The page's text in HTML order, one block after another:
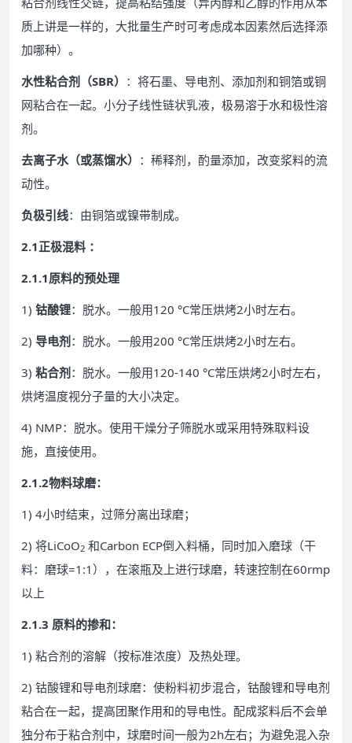
质上讲是一样的，大批量生产时可考虑成本因素然后选择添
加哪种）。
水性粘合剂（SBR） ：将石墨、导电剂、添加剂和铜箔或铜
网粘合在一起。小分子线性链状乳液，极易溶于水和极性溶
剂。
去离子水（或蒸馏水） ：稀释剂，酌量添加，改变浆料的流
动性。
负极引线：由铜箔或镍带制成。
2.1正极混料 ：
2.1.1原料的预处理
1) 钴酸锂：脱水。一般用120 °C常压烘烤2小时左右。
2) 导电剂：脱水。一般用200 °C常压烘烤2小时左右。
3) 粘合剂：脱水。一般用120-140 °C常压烘烤2小时左右，
烘烤温度视分子量的大小决定。
4) NMP：脱水。使用干燥分子筛脱水或采用特殊取料设
施，直接使用。
2.1.2物料球磨：
1) 4小时结束，过筛分离出球磨；
2) 将LiCoO2 和Carbon ECP倒入料桶，同时加入磨球（干
料：磨球=1:1），在滚瓶及上进行球磨，转速控制在60rmp
以上
2.1.3 原料的掺和：
1) 粘合剂的溶解（按标准浓度）及热处理。
2) 钴酸锂和导电剂球磨：使粉料初步混合，钴酸锂和导电剂
粘合在一起，提高团聚作用和的导电性。配成浆料后不会单
独分布于粘合剂中，球磨时间一般为2h左右；为避免混入杂